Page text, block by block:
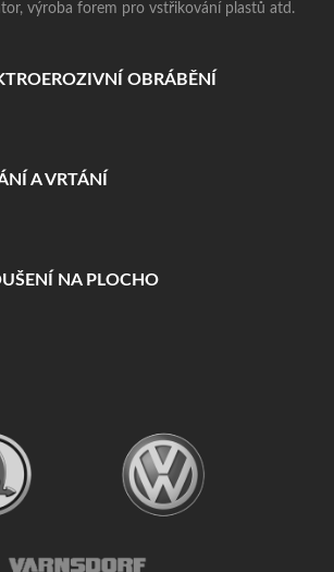
výroba forem pro vstřikování plastů atd.
OBRÁBĚNÍ
A VRTÁNÍ
NA PLOCHO